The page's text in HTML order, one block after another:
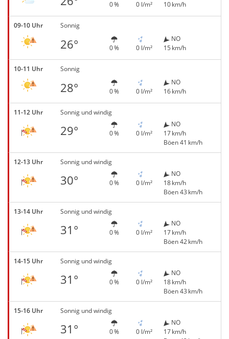
0 % 0 l/m²
10 km/h
09-10 Uhr Sonnig
26° 0 % 0 l/m²
NO
15 km/h
10-11 Uhr Sonnig
28° 0 % 0 l/m²
NO
16 km/h
11-12 Uhr Sonnig und windig
29° 0 % 0 l/m²
NO
17 km/h
Böen 41 km/h
12-13 Uhr Sonnig und windig
30° 0 % 0 l/m²
NO
18 km/h
Böen 43 km/h
13-14 Uhr Sonnig und windig
31° 0 % 0 l/m²
NO
17 km/h
Böen 42 km/h
14-15 Uhr Sonnig und windig
31° 0 % 0 l/m²
NO
18 km/h
Böen 43 km/h
15-16 Uhr Sonnig und windig
31° 0 % 0 l/m²
NO
17 km/h